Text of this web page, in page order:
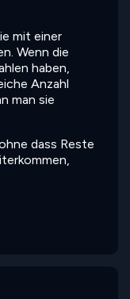
mit einer
Wenn die
haben,
Anzahl
man sie
dass Reste